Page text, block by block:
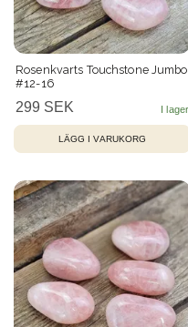
Rosenkvarts Touchstone Jumbo
#12-16
299 SEK
LÄGG I VARUKORG